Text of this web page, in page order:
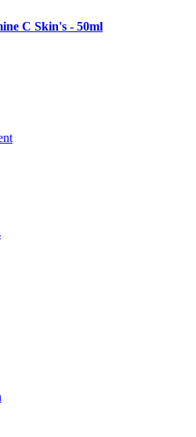
C Skin's - 50ml